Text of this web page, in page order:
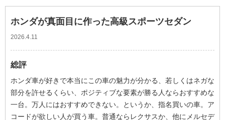
ホンダが真面目に作った高級スポーツセダン
2026.4.11
総評
ホンダ車が好きで本当にこの車の魅力が分かる、若しくはネガな
部分を許せるくらい、ポジティブな要素が勝る人ならおすすめな
一台。万人にはおすすめできない。というか、指名買いの車。ア
コードが欲しい人が買う車。普通ならレクサスか、他にメルセデ